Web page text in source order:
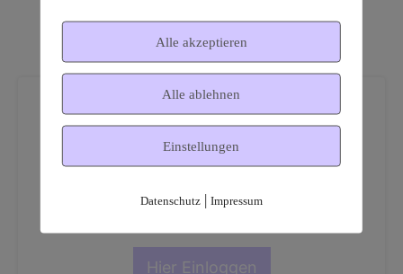
Dies ist ein geschützter
Mitgliederbereich!
Hier Einloggen
Alle akzeptieren
Alle ablehnen
Einstellungen
Datenschutz| Impressum